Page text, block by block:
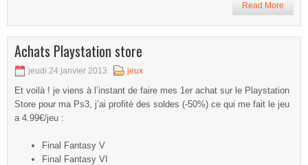
Read More
Achats Playstation store
jeudi 24 janvier 2013 jeux
Et voilà ! je viens à l’instant de faire mes 1er achat sur le Playstation
Store pour ma Ps3, j’ai profité des soldes (-50%) ce qui me fait le jeu
a 4.99€/jeu :
Final Fantasy V
Final Fantasy VI